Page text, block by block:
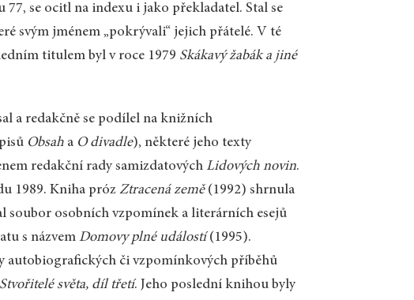
se ocitl na indexu i jako překladatel. Stal se
svým jménem „pokrývali“ jejich přátelé. V té
titulem byl v roce 1979 Skákavý žabák a jiné
a redakčně se podílel na knižních
Obsah a O divadle), některé jeho texty
redakční rady samizdatovýchLidových novin.
1989. Kniha prózZtracená země(1992) shrnula
soubor osobních vzpomínek a literárních esejů
s názvemDomovy plné událostí(1995).
autobiografických či vzpomínkových příběhů
Stvořitelé světa, díl třetí. Jeho poslední knihou byly